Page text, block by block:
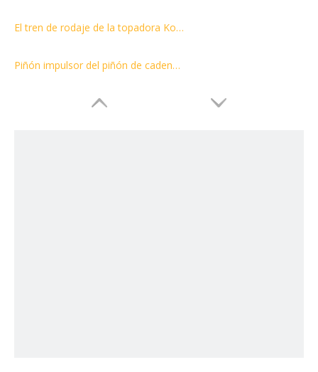
El tren de rodaje de la topadora Komatsu D60-8 D65 parte el rodillo de recarga 141-30-00560 14x-30-00140 rodillo portador
Piñón impulsor del piñón de cadena del piñón DH300 para el precio de fábrica de las piezas del tren de rodaje de la excavadora